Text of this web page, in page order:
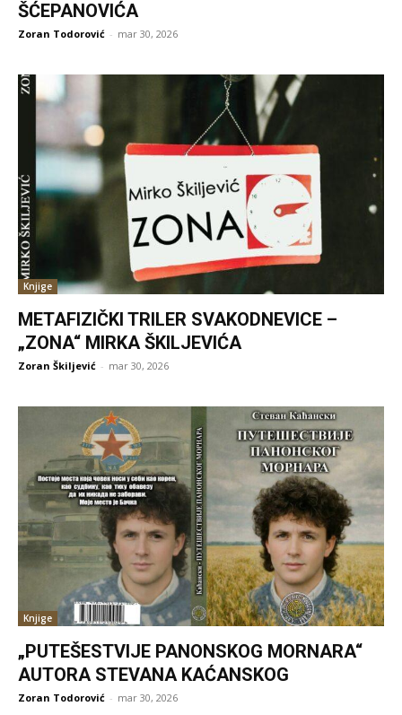
ŠĆEPANOVIĆA
Zoran Todorović - mar 30, 2026
Knjige
METAFIZIČKI TRILER SVAKODNEVICE –
„ZONA“ MIRKA ŠKILJEVIĆA
Zoran Škiljević - mar 30, 2026
Knjige
„PUTEŠESTVIJE PANONSKOG MORNARA“
AUTORA STEVANA KAĆANSKOG
Zoran Todorović - mar 30, 2026